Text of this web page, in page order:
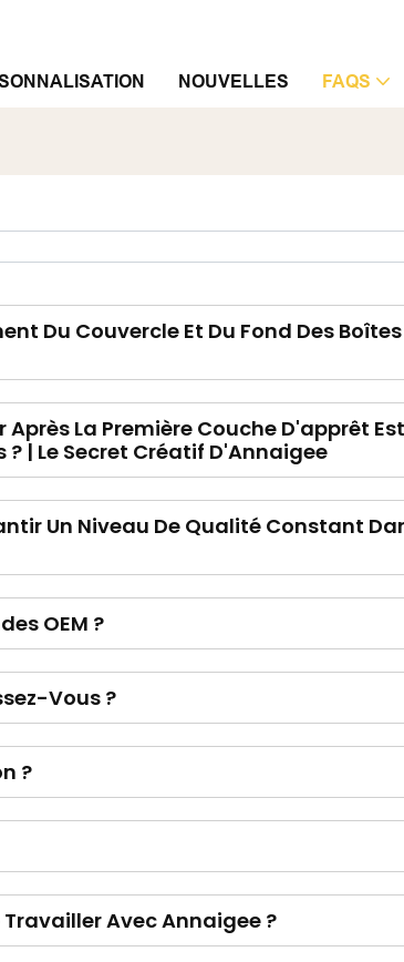
NOUVELLES FAQS
Du Couvercle Et Du Fond Des Boîtes
La Première Couche D'apprêt
? | Le Secret Créatif D'Annaigee
Un Niveau De Qualité Constant
OEM ?
Vous ?
?
Avec Annaigee ?